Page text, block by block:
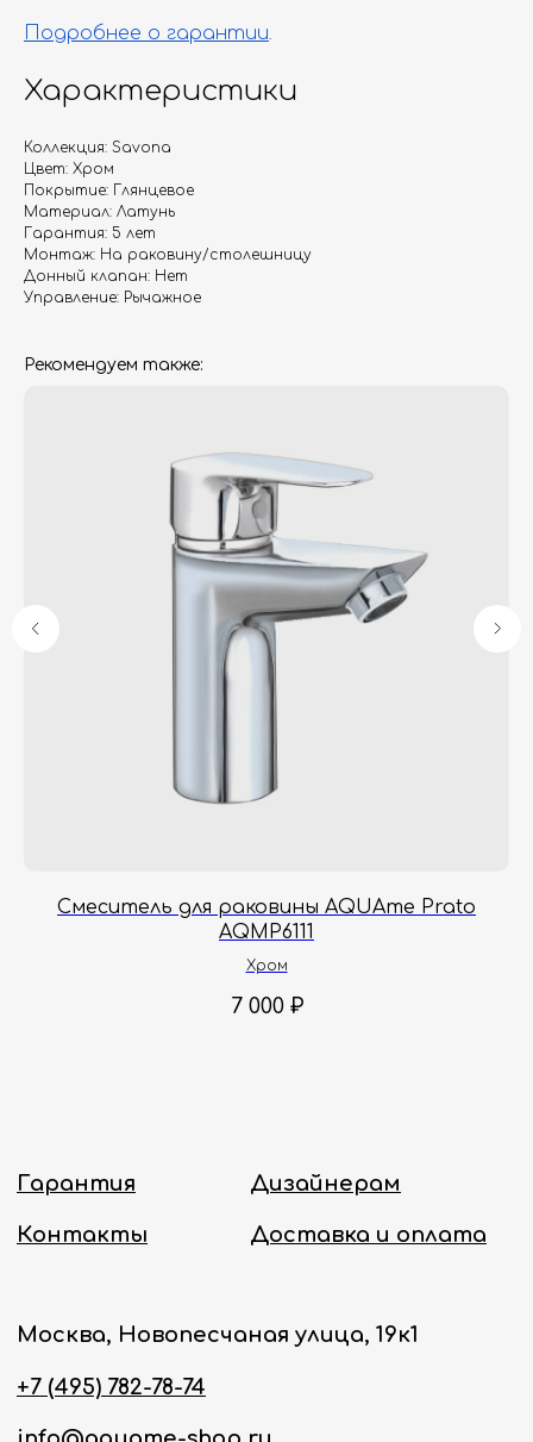
Подробнее о гарантии.
Характеристики
Коллекция: Savona
Цвет: Хром
Покрытие: Глянцевое
Материал: Латунь
Гарантия: 5 лет
Монтаж: На раковину/столешницу
Донный клапан: Нет
Управление: Рычажное
Рекомендуем также:
Смеситель для раковины AQUAme Prato
AQMP6111
Хром
7 000 ₽
Дизайнерам
Доставка и оплата